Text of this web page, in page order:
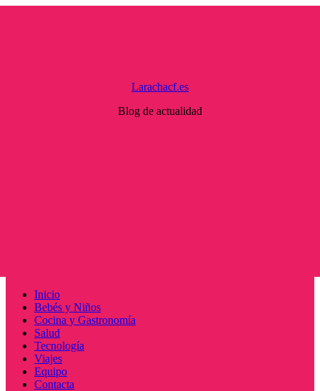
Larachacf.es
Blog de actualidad
Menú
principal
Inicio
Bebés y Niños
Cocina y Gastronomía
Salud
Tecnología
Viajes
Equipo
Contacta